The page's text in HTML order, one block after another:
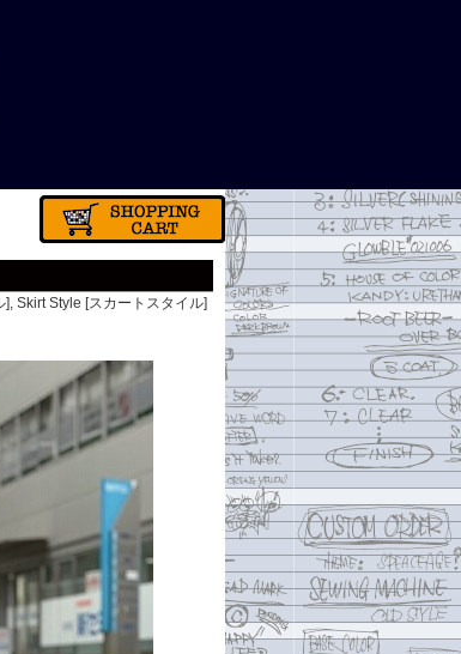
], Skirt Style [スカートスタイル]